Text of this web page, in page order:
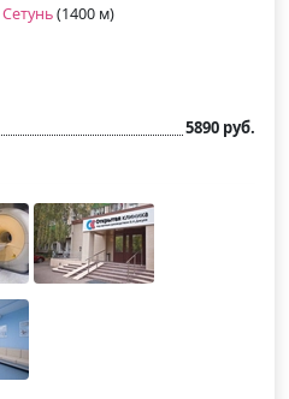
Сетунь(1400 м)
5890 руб.